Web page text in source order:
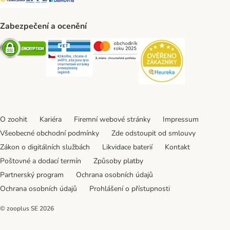
Zabezpečení a ocenění
Security Security Security
O zoohit Kariéra Firemní webové stránky
Impressum
Všeobecné obchodní podmínky
Zde odstoupit od smlouvy
Zákon o digitálních službách
Likvidace baterií
Kontakt
Poštovné a dodací termín
Způsoby platby
Partnerský program
Ochrana osobních údajů
Ochrana osobních údajů
Prohlášení o přístupnosti
© zooplus SE 2026